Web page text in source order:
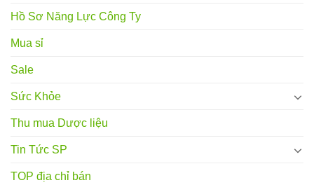
Hồ Sơ Năng Lực Công Ty
Mua sỉ
Sale
Sức Khỏe
Thu mua Dược liệu
Tin Tức SP
TOP địa chỉ bán